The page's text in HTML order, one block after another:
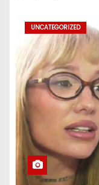
UNCATEGORIZED